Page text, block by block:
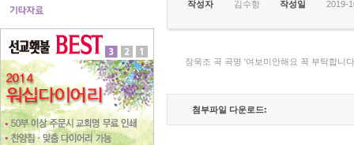
작성자 김수항 작성일 2019-
장욱조 곡 곡명 '여보미안해요 꼭 부탁합니
첨부파일 다운로드: